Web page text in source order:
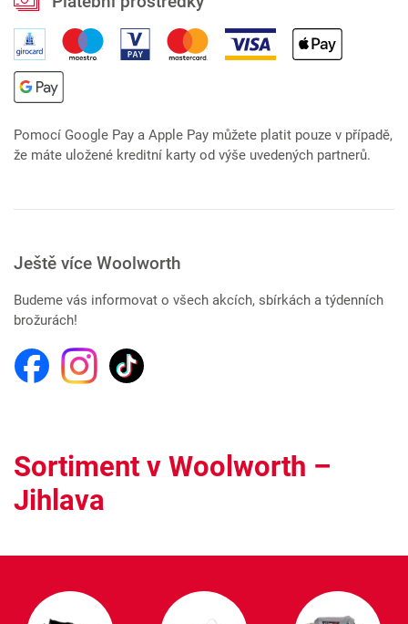
Pomocí Google Pay a Apple Pay můžete platit pouze v případě,
že máte uložené kreditní karty od výše uvedených partnerů.
Ještě více Woolworth
Budeme vás informovat o všech akcích, sbírkách a týdenních
brožurách!
Sortiment v Woolworth –
Jihlava